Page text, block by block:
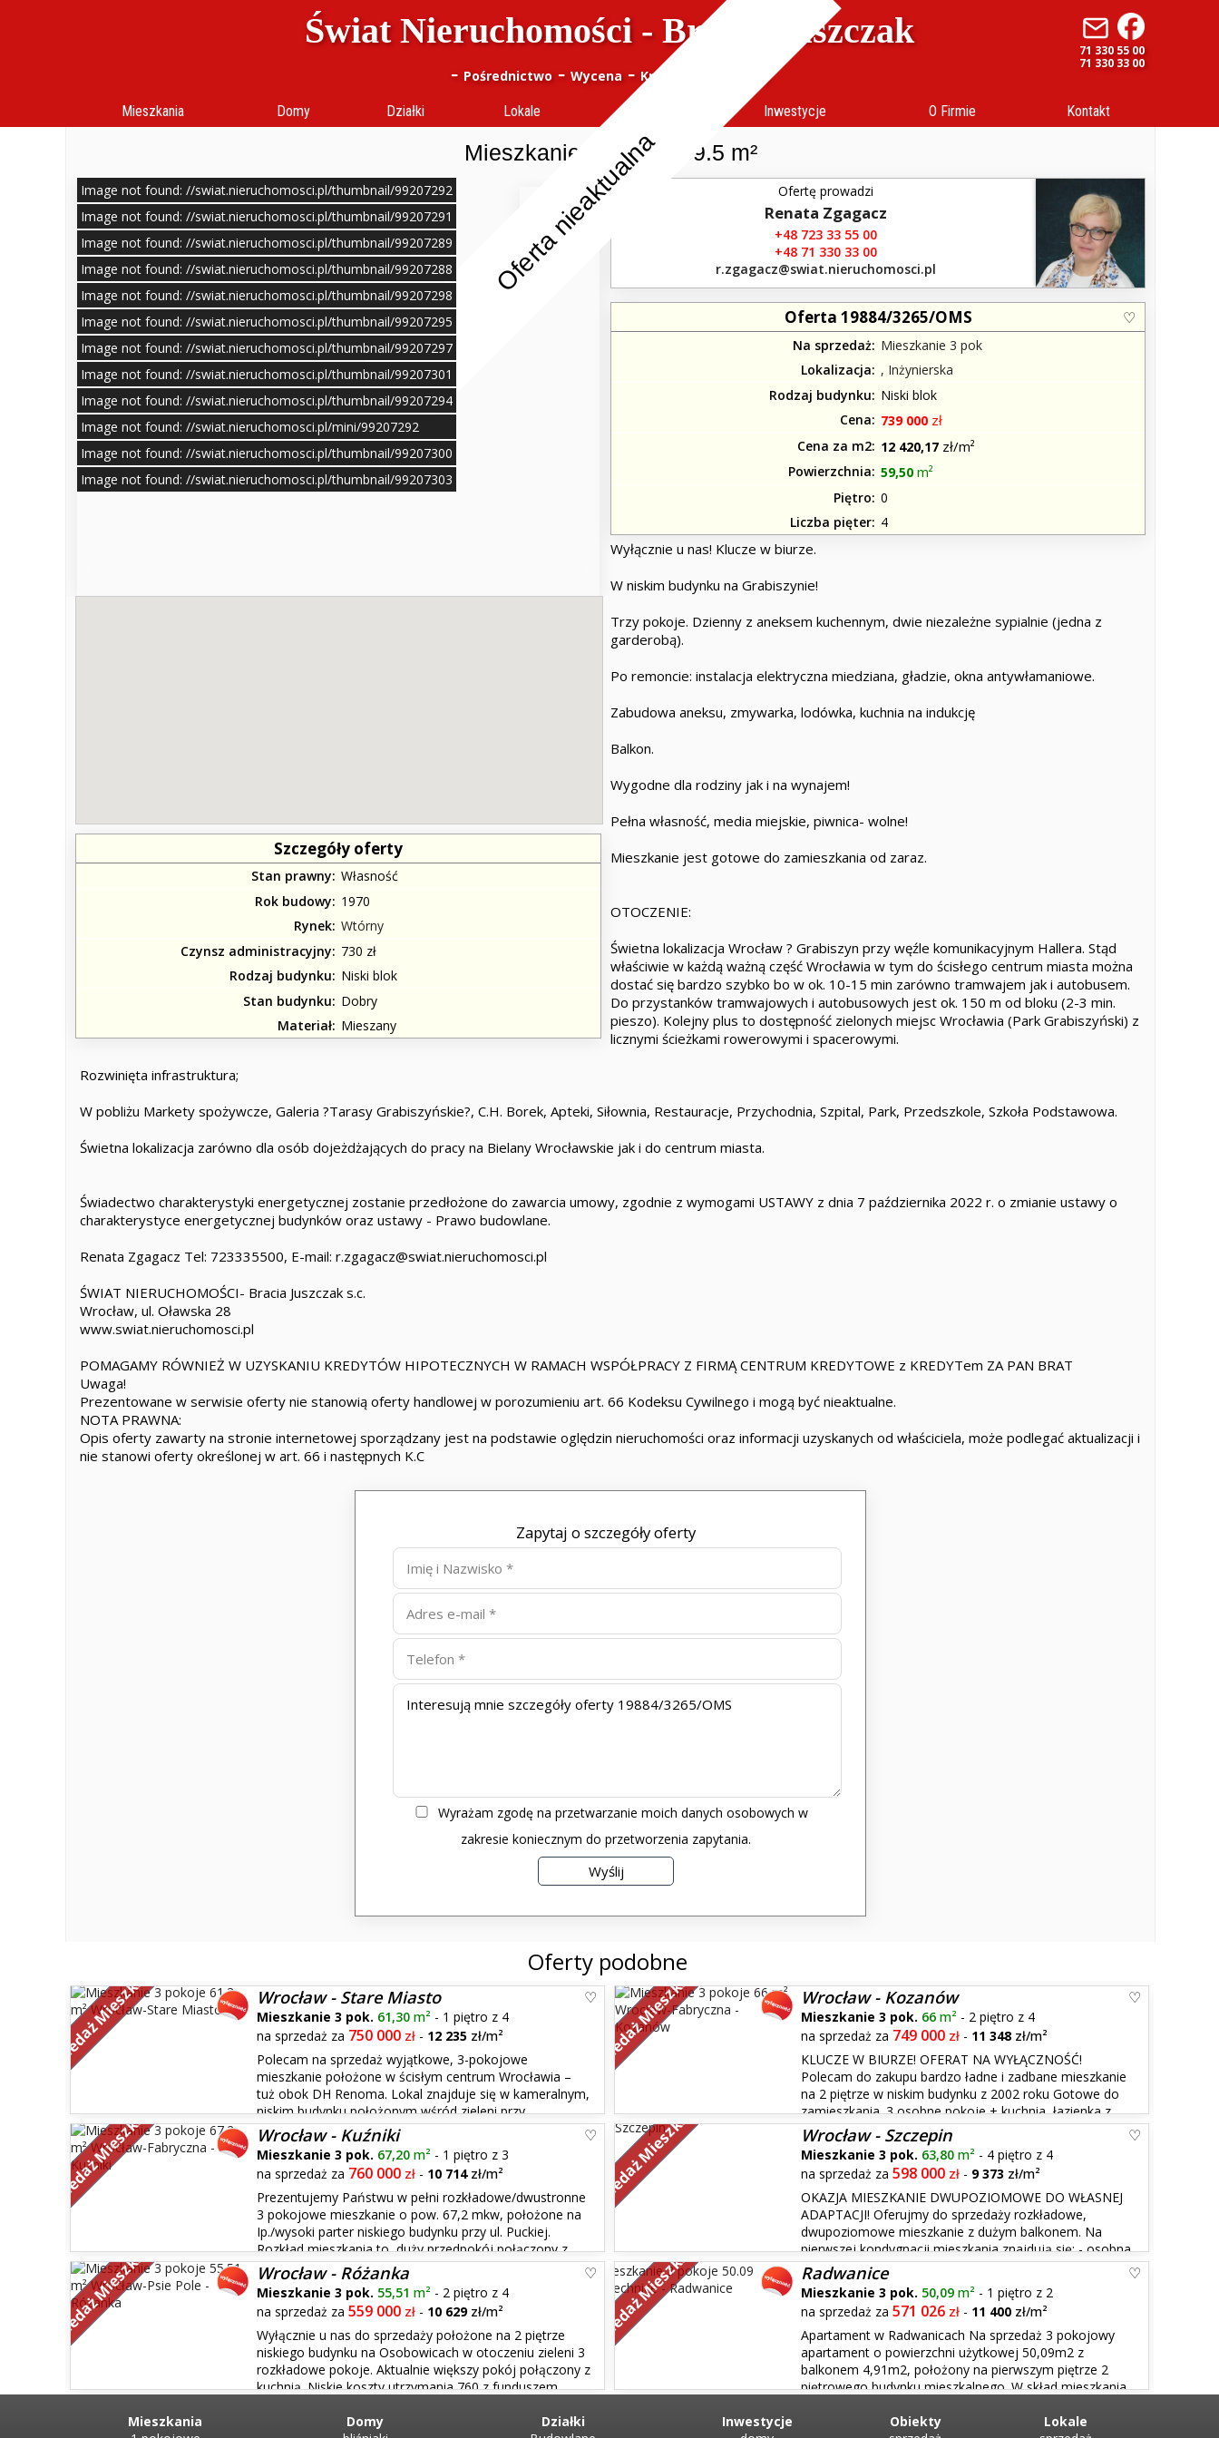
71 330 55 00
71 330 33 00
Świat Nieruchomości - Bracia Juszczak
- Pośrednictwo - Wycena- Kredyty
Mieszkania Domy Działki Lokale Inwestycje O Firmie Kontakt
Mieszkanie 3 pokoje 59.5 m²
Oferta nieaktualna
Image not found: //swiat.nieruchomosci.pl/thumbnail/99207292
Image not found: //swiat.nieruchomosci.pl/thumbnail/99207291
Image not found: //swiat.nieruchomosci.pl/thumbnail/99207289
Image not found: //swiat.nieruchomosci.pl/thumbnail/99207288
Image not found: //swiat.nieruchomosci.pl/thumbnail/99207298
Image not found: //swiat.nieruchomosci.pl/thumbnail/99207295
Image not found: //swiat.nieruchomosci.pl/thumbnail/99207297
Image not found: //swiat.nieruchomosci.pl/thumbnail/99207301
Image not found: //swiat.nieruchomosci.pl/thumbnail/99207294
Image not found: //swiat.nieruchomosci.pl/mini/99207292
Image not found: //swiat.nieruchomosci.pl/thumbnail/99207300
Image not found: //swiat.nieruchomosci.pl/thumbnail/99207303
Ofertę prowadzi
Renata Zgagacz
+48 723 33 55 00
+48 71 330 33 00
r.zgagacz​@swiat.nieruchomosci.pl
Oferta 19884/3265/OMS
Na sprzedaż
Mieszkanie 3 pok
Lokalizacja
, Inżynierska
Rodzaj budynku
Niski blok
Cena
739 000 zł
Cena za m2 12 420,17 zł/m²
Powierzchnia 59,50 m²
Piętro 0
Liczba pięter 4
Szczegóły oferty
Stan prawny Własność
Rok budowy
1970
Rynek Wtórny
Czynsz administracyjny
730 zł
Rodzaj budynku
Niski blok
Stan budynku
Dobry
Materiał Mieszany
Wyłącznie u nas! Klucze w biurze.
W niskim budynku na Grabiszynie!
Trzy pokoje. Dzienny z aneksem kuchennym, dwie niezależne sypialnie (jedna z
garderobą).
Po remoncie: instalacja elektryczna miedziana, gładzie, okna antywłamaniowe.
Zabudowa aneksu, zmywarka, lodówka, kuchnia na indukcję
Balkon.
Wygodne dla rodziny jak i na wynajem!
Pełna własność, media miejskie, piwnica- wolne!
Mieszkanie jest gotowe do zamieszkania od zaraz.
OTOCZENIE:
Świetna lokalizacja Wrocław ? Grabiszyn przy węźle komunikacyjnym Hallera. Stąd
właściwie w każdą ważną część Wrocławia w tym do ścisłego centrum miasta można
dostać się bardzo szybko bo w ok. 10-15 min zarówno tramwajem jak i autobusem.
Do przystanków tramwajowych i autobusowych jest ok. 150 m od bloku (2-3 min.
pieszo). Kolejny plus to dostępność zielonych miejsc Wrocławia (Park Grabiszyński) z
licznymi ścieżkami rowerowymi i spacerowymi.
Rozwinięta infrastruktura;
W pobliżu Markety spożywcze, Galeria ?Tarasy Grabiszyńskie?, C.H. Borek, Apteki, Siłownia, Restauracje, Przychodnia, Szpital, Park, Przedszkole, Szkoła Podstawowa.
Świetna lokalizacja zarówno dla osób dojeżdżających do pracy na Bielany Wrocławskie jak i do centrum miasta.
Świadectwo charakterystyki energetycznej zostanie przedłożone do zawarcia umowy, zgodnie z wymogami USTAWY z dnia 7 października 2022 r. o zmianie ustawy o
charakterystyce energetycznej budynków oraz ustawy - Prawo budowlane.
Renata Zgagacz Tel: 723335500, E-mail: r.zgagacz@swiat.nieruchomosci.pl
ŚWIAT NIERUCHOMOŚCI- Bracia Juszczak s.c.
Wrocław, ul. Oławska 28
www.swiat.nieruchomosci.pl
POMAGAMY RÓWNIEŻ W UZYSKANIU KREDYTÓW HIPOTECZNYCH W RAMACH WSPÓŁPRACY Z FIRMĄ CENTRUM KREDYTOWE z KREDYTem ZA PAN BRAT
Uwaga!
Prezentowane w serwisie oferty nie stanowią oferty handlowej w porozumieniu art. 66 Kodeksu Cywilnego i mogą być nieaktualne.
NOTA PRAWNA:
Opis oferty zawarty na stronie internetowej sporządzany jest na podstawie oględzin nieruchomości oraz informacji uzyskanych od właściciela, może podlegać aktualizacji i
nie stanowi oferty określonej w art. 66 i następnych K.C
Zapytaj o szczegóły oferty
Wyrażam zgodę na przetwarzanie moich danych osobowych w
zakresie koniecznym do przetworzenia zapytania.
Oferty podobne
Sprzedaż Mieszkań Wrocław - Stare Miasto
Mieszkanie 3 pok. 61,30 m² - 1 piętro z 4
na sprzedaż za 750 000 zł - 12 235 zł/m²
Polecam na sprzedaż wyjątkowe, 3-pokojowe
mieszkanie położone w ścisłym centrum Wrocławia –
tuż obok DH Renoma. Lokal znajduje się w kameralnym,
niskim budynku położonym wśród zieleni przy
zadrzewionym podwórku, od strony ul. Podwale blok sąsiaduje z fosą miejską.
Lokalizacja łączy w sobie atuty cen...
Sprzedaż Mieszkań Wrocław - Kozanów
Mieszkanie 3 pok. 66 m² - 2 piętro z 4
na sprzedaż za 749 000 zł - 11 348 zł/m²
KLUCZE W BIURZE! OFERAT NA WYŁĄCZNOŚĆ!
Polecam do zakupu bardzo ładne i zadbane mieszkanie
na 2 piętrze w niskim budynku z 2002 roku Gotowe do
zamieszkania. 3 osobne pokoje + kuchnia, łazienka z
wanną i osobna toaleta. Mieszkanie jest po remoncie i malowaniu, może zostać w
dużej części umeblowan...
Sprzedaż Mieszkań Wrocław - Kuźniki
Mieszkanie 3 pok. 67,20 m² - 1 piętro z 3
na sprzedaż za 760 000 zł - 10 714 zł/m²
Prezentujemy Państwu w pełni rozkładowe/dwustronne
3 pokojowe mieszkanie o pow. 67,2 mkw, położone na
Ip./wysoki parter niskiego budynku przy ul. Puckiej.
Rozkład mieszkania to, duży przedpokój połączony z
salonem 2 sypialnie, kuchnia, łaz...
Sprzedaż Mieszkań Wrocław - Szczepin
Mieszkanie 3 pok. 63,80 m² - 4 piętro z 4
na sprzedaż za 598 000 zł - 9 373 zł/m²
OKAZJA MIESZKANIE DWUPOZIOMOWE DO WŁASNEJ
ADAPTACJI! Oferujmy do sprzedaży rozkładowe,
dwupoziomowe mieszkanie z dużym balkonem. Na
pierwszej kondygnacji mieszkania znajdują się; - osobna
kuchnia z oknem, - pokój dzienny z którego wychodzimy na duży balkon, - korytarz
Druga kondygnacja w mieszk...
Sprzedaż Mieszkań Wrocław - Różanka
Mieszkanie 3 pok. 55,51 m² - 2 piętro z 4
na sprzedaż za 559 000 zł - 10 629 zł/m²
Wyłącznie u nas do sprzedaży położone na 2 piętrze
niskiego budynku na Osobowicach w otoczeniu zieleni 3
rozkładowe pokoje. Aktualnie większy pokój połączony z
kuchnią. Niskie koszty utrzymania 760 z funduszem
w biurze...
Sprzedaż Mieszkań Radwanice
Mieszkanie 3 pok. 50,09 m² - 1 piętro z 2
na sprzedaż za 571 026 zł - 11 400 zł/m²
Apartament w Radwanicach Na sprzedaż 3 pokojowy
apartament o powierzchni użytkowej 50,09m2 z
balkonem 4,91m2, położony na pierwszym piętrze 2
piętrowego budynku mieszkalnego. W skład mieszkania
4,54m2 - przedpokój 6,12m2....
Mieszkania
Domy
Działki
Inwestycje
Obiekty
Lokale